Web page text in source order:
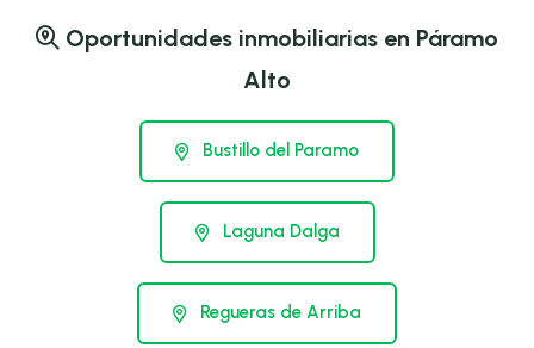
Oportunidades inmobiliarias en Páramo
Alto
Bustillo del Paramo
Laguna Dalga
Regueras de Arriba